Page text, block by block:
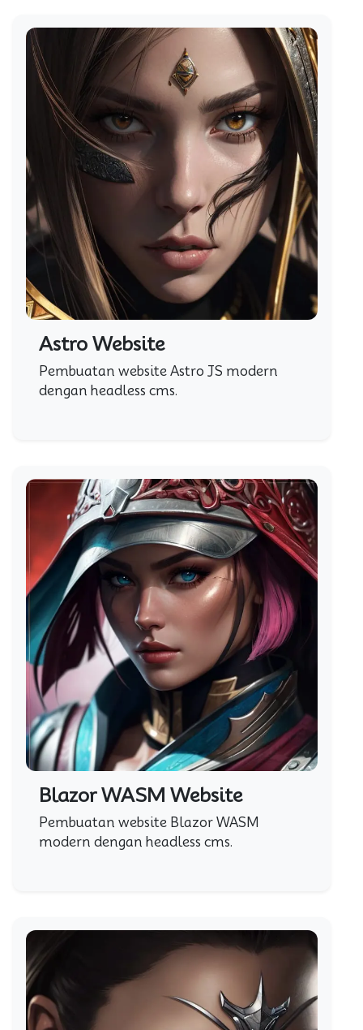
Astro Website
Pembuatan website Astro JS modern
dengan headless cms.
Blazor WASM Website
Pembuatan website Blazor WASM
modern dengan headless cms.